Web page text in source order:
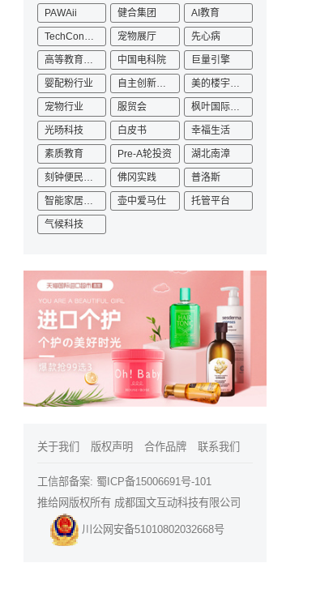
PAWAii 健合集团 AI教育
宠物展厅 先心病
中国电科院 巨量引擎
婴配粉行业 美的楼宇科技
宠物行业 服贸会 枫叶国际学校
光旸科技 白皮书 幸福生活
素质教育 Pre-A轮投资 湖北南漳
佛冈实践 普洛斯
壶中爱马仕 托管平台
气候科技
关于我们 版权声明 合作品牌 联系我们
工信部备案: 蜀ICP备15006691号-101
推给网版权所有 成都国文互动科技有限公司
川公网安备51010802032668号